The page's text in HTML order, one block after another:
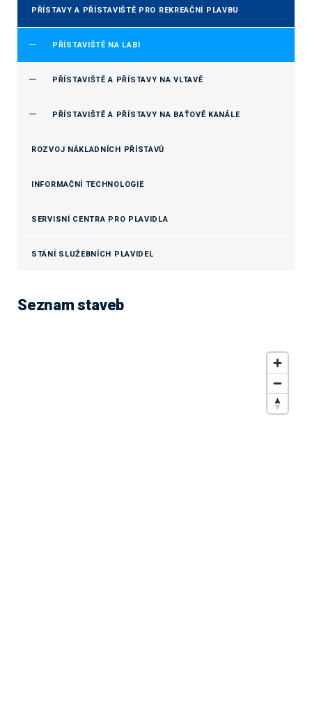
PŘÍSTAVY A PŘÍSTAVIŠTĚ PRO REKREAČNÍ PLAVBU
PŘÍSTAVIŠTĚ NA LABI
PŘÍSTAVIŠTĚ A PŘÍSTAVY NA VLTAVĚ
PŘÍSTAVIŠTĚ A PŘÍSTAVY NA BAŤOVĚ KANÁLE
ROZVOJ NÁKLADNÍCH PŘÍSTAVŮ
INFORMAČNÍ TECHNOLOGIE
SERVISNÍ CENTRA PRO PLAVIDLA
STÁNÍ SLUŽEBNÍCH PLAVIDEL
Seznam staveb